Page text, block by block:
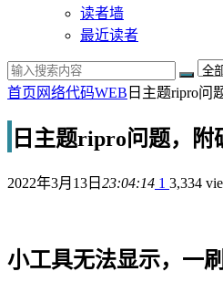
读者墙
最近读者
首页 网络代码WEB 日主题ripro问
日主题ripro问题，
2022年3月13日 23:04:14 1 3,334
小工具无法显示，一